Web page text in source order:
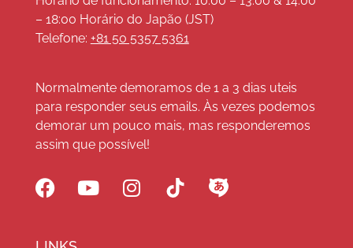
– 18:00 Horário do Japão (JST)
Telefone: +81 50 5357 5361
Normalmente demoramos de 1 a 3 dias uteis
para responder seus emails. Às vezes podemos
demorar um pouco mais, mas responderemos
assim que possível!